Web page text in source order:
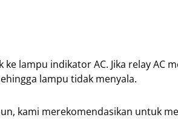
lampu indikator AC. Jika relay AC
lampu tidak menyala.
kami merekomendasikan untuk